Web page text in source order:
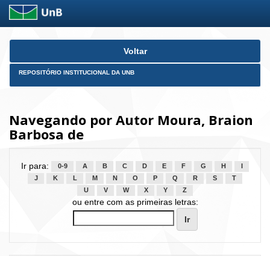
Skip
Voltar
REPOSITÓRIO INSTITUCIONAL DA UNB
Navegando por Autor Moura, Braion
Barbosa de
Ir para: 0-9 A B C D E F G H
J
K L M N O P Q R S
T
U
V W X Y Z
ou entre com as primeiras letras: